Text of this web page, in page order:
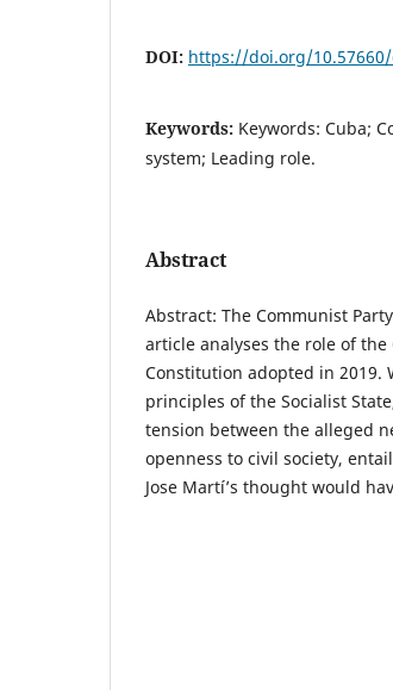
DOI: https://doi.org/
Keywords: Keywords: Cuba;
system; Leading role.
Abstract
Abstract: The Communist
article analyses the role of
Constitution adopted in 2019.
principles of the Socialist
tension between the alleged
openness to civil society,
Jose Martí’s thought would